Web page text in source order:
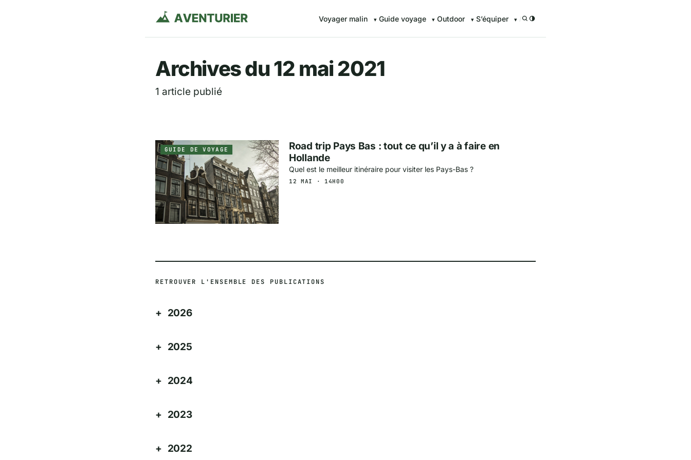
Aventurier.fr — Voyager malin avec Aventurier.FR grâce à nos
Voyager malin Guide voyage Outdoor S’équiper /
Archives du 12 mai 2021
1 article publié
GUIDE DE VOYAGE
Road trip Pays Bas : tout ce qu’il y a à faire en
Hollande
Quel est le meilleur itinéraire pour visiter les Pays-Bas ?
12 MAI · 14H00
RETROUVER L'ENSEMBLE DES PUBLICATIONS
2026
2025
2024
2023
2022